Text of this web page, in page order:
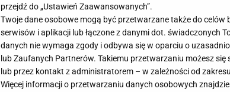
Lubujesz się w stylu retro, a lata 70. to twoja
swój dom tak, aby przypominał mieszkania z
z pewnością ci w tym pomogą.
przejdź do „Ustawień Zaawansowanych”.
Twoje dane osobowe mogą być przetwarzane także do
serwisów i aplikacji lub łączone z danymi dot. świadczonych
danych nie wymaga zgody i odbywa się w oparciu o
lub Zaufanych Partnerów. Takiemu przetwarzaniu możesz
lub przez kontakt z administratorem – w zależności od
Więcej informacji o przetwarzaniu danych osobowych